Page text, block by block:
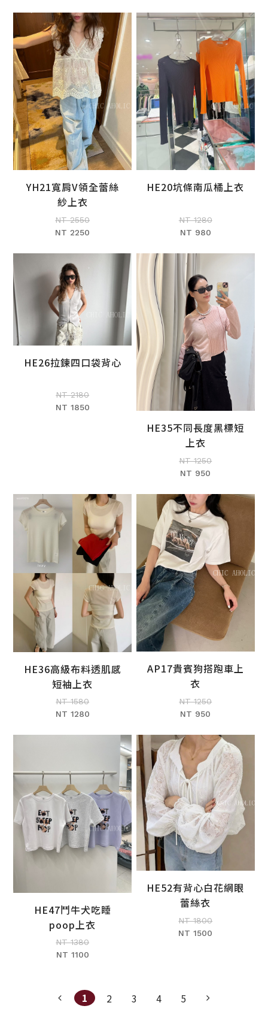
加入購物車
YH21寬肩V領全蕾絲
紗上衣
NT 2550
NT 2250
加入購物車
HE20坑條南瓜橘上衣
NT 1280
NT 980
加入購物車
HE26拉鍊四口袋背心
NT 2180
NT 1850
加入購物車
HE35不同長度黑標短
上衣
NT 1250
NT 950
加入購物車
HE36高級布料透肌感
短袖上衣
NT 1580
NT 1280
加入購物車
AP17貴賓狗搭跑車上
衣
NT 1250
NT 950
加入購物車
HE47鬥牛犬吃睡
poop上衣
NT 1380
NT 1100
加入購物車
HE52有背心白花網眼
蕾絲衣
NT 1800
NT 1500
1 2 3 4 5